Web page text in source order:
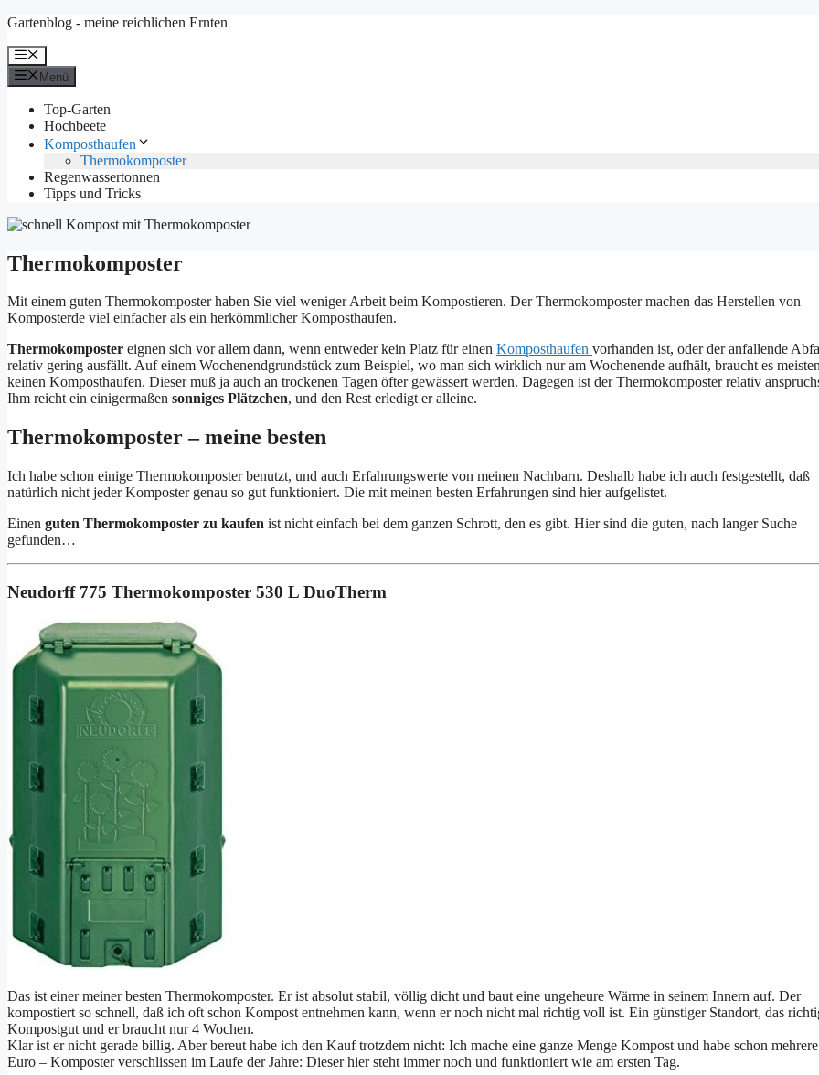
Zum
springen
Gartenblog - meine reichlichen Ernten
Menü
Menü
Top-Garten
Hochbeete
Komposthaufen
Thermokomposter
Regenwassertonnen
Tipps und Tricks
Thermokomposter
Mit einem guten Thermokomposter haben Sie viel weniger Arbeit beim Kompostieren. Der Thermokomposter machen das Herstellen von
Komposterde viel einfacher als ein herkömmlicher Komposthaufen.
Thermokomposter eignen sich vor allem dann, wenn entweder kein Platz für einen Komposthaufen vorhanden ist, oder der anfallende
relativ gering ausfällt. Auf einem Wochenendgrundstück zum Beispiel, wo man sich wirklich nur am Wochenende aufhält, braucht es
keinen Komposthaufen. Dieser muß ja auch an trockenen Tagen öfter gewässert werden. Dagegen ist der Thermokomposter relativ
Ihm reicht ein einigermaßen sonniges Plätzchen, und den Rest erledigt er alleine.
Thermokomposter – meine besten
Ich habe schon einige Thermokomposter benutzt, und auch Erfahrungswerte von meinen Nachbarn. Deshalb habe ich auch festgestellt, daß
natürlich nicht jeder Komposter genau so gut funktioniert. Die mit meinen besten Erfahrungen sind hier aufgelistet.
Einen guten Thermokomposter zu kaufen ist nicht einfach bei dem ganzen Schrott, den es gibt. Hier sind die guten, nach langer Suche
gefunden…
Neudorff 775 Thermokomposter 530 L DuoTherm
Das ist einer meiner besten Thermokomposter. Er ist absolut stabil, völlig dicht und baut eine ungeheure Wärme in seinem Innern auf. Der
kompostiert so schnell, daß ich oft schon Kompost entnehmen kann, wenn er noch nicht mal richtig voll ist. Ein günstiger Standort, das
Kompostgut und er braucht nur 4 Wochen.
Klar ist er nicht gerade billig. Aber bereut habe ich den Kauf trotzdem nicht: Ich mache eine ganze Menge Kompost und habe schon
Euro – Komposter verschlissen im Laufe der Jahre: Dieser hier steht immer noch und funktioniert wie am ersten Tag.